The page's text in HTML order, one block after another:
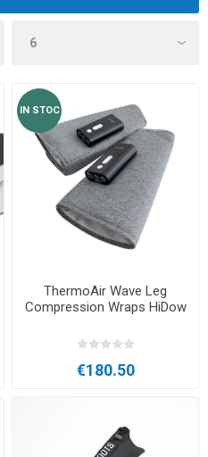
IN STOC
ThermoAir Wave Leg
Compression Wraps HiDow
€180.50